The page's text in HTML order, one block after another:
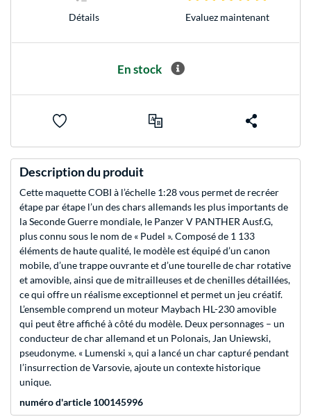
Détails Evaluez maintenant
En stock
Description du produit
Cette maquette COBI à l’échelle 1:28 vous permet de recréer
étape par étape l’un des chars allemands les plus importants de
la Seconde Guerre mondiale, le Panzer V PANTHER Ausf.G,
plus connu sous le nom de « Pudel ». Composé de 1 133
éléments de haute qualité, le modèle est équipé d’un canon
mobile, d’une trappe ouvrante et d’une tourelle de char rotative
et amovible, ainsi que de mitrailleuses et de chenilles détaillées,
ce qui offre un réalisme exceptionnel et permet un jeu créatif.
L’ensemble comprend un moteur Maybach HL-230 amovible
qui peut être affiché à côté du modèle. Deux personnages – un
conducteur de char allemand et un Polonais, Jan Uniewski,
pseudonyme. « Lumenski », qui a lancé un char capturé pendant
l’insurrection de Varsovie, ajoute un contexte historique
unique.
numéro d'article 100145996